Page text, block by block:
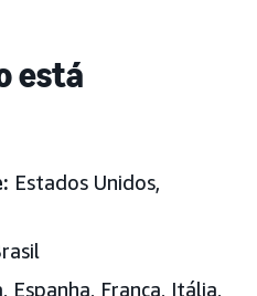
está
Estados Unidos,
Espanha, França, Itália,